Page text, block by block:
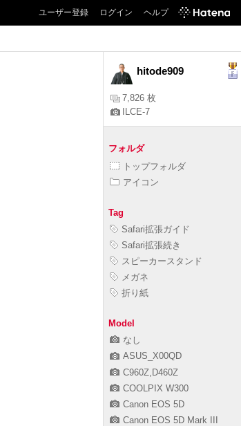
ユーザー登録 ログイン ヘルプ
hitode909
7,826 枚
ILCE-7
フォルダ
トップフォルダ
アイコン
Tag
Safari拡張ガイド
Safari拡張続き
スピーカースタンド
メガネ
折り紙
Model
なし
ASUS_X00QD
C960Z,D460Z
COOLPIX W300
Canon EOS 5D
Canon EOS 5D Mark III